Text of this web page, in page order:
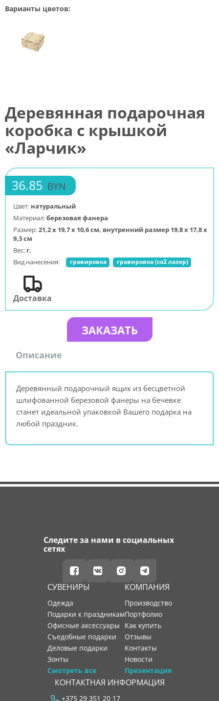
Варианты цветов:
Деревянная подарочная
коробка с крышкой
«Ларчик»
36.85 BYN
Цвет: натуральный
Материал:березовая фанера
Размер:21,2 х 19,7 х 10,6 см, внутренний размер 19,8 х 17,8 х
9,3 см
Вес: г.
Вид нанесения:
гравировка гравировка (co2 лазер)
Доставка
ЗАКАЗАТЬ
Описание
Деревянный подарочный ящик из бесцветной
шлифованной березовой фанеры на бечевке
станет идеальной упаковкой Вашего подарка на
любой праздник.
Следите за нами в социальных
сетях
СУВЕНИРЫ
Одежда
Подарки к праздникам
Офисные аксессуары
Съедобные подарки
Деловые подарки
Зонты
Смотреть все
КОМПАНИЯ
производство
портфолио
как купить
отзывы
контакты
новости
Презентация
КОНТАКТНАЯ ИНФОРМАЦИЯ
+375 29 351 20 17